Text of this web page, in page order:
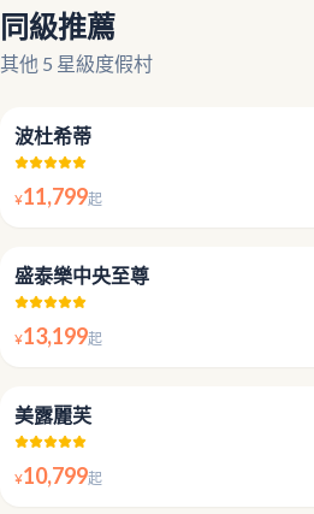
同級推薦
其他 5 星級度假村
波杜希蒂
¥11,799起
盛泰樂中央至尊
¥13,199起
美露麗芙
¥10,799起